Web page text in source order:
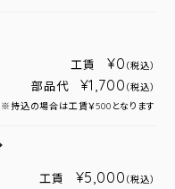
工賃 ¥0 （税込）
部品代 ¥1,700 （税込）
※持込の場合は工賃￥500となります
工賃 ¥5,000 （税込）